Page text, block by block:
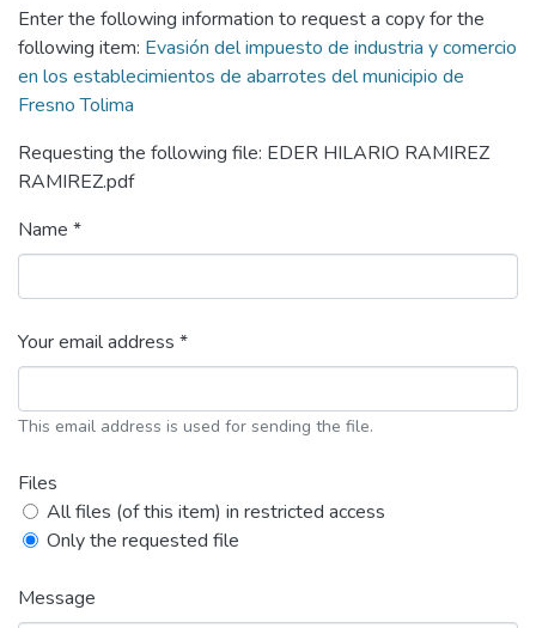
Enter the following information to request a copy for the
following item: Evasión del impuesto de industria y comercio
en los establecimientos de abarrotes del municipio de
Fresno Tolima
Requesting the following file: EDER HILARIO RAMIREZ
RAMIREZ.pdf
Name *
Your email address *
This email address is used for sending the file.
Files
All files (of this item) in restricted access
Only the requested file
Message